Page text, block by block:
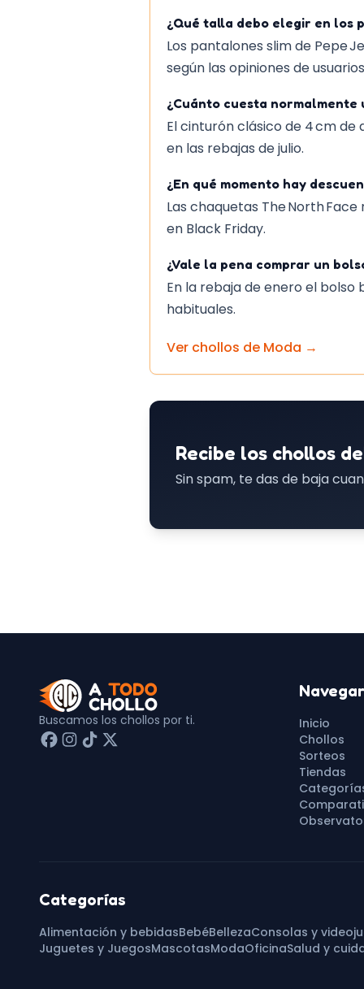
¿Qué talla debo elegir en los
Los pantalones slim de Pepe
según las opiniones de
¿Cuánto cuesta normalmente
El cinturón clásico de 4 cm de
en las rebajas de julio.
¿En qué momento hay
Las chaquetas The North
en Black Friday.
¿Vale la pena comprar un
En la rebaja de enero el bolso
habituales.
Ver chollos de Moda →
Recibe los chollos
Sin spam, te das de baja
Buscamos los chollos por ti.
Navegar
Inicio
Chollos
Sorteos
Tiendas
Categorías
Alimentación y bebidasBebéBellezaConsolas y
Juguetes y JuegosMascotasModaOficinaSalud y